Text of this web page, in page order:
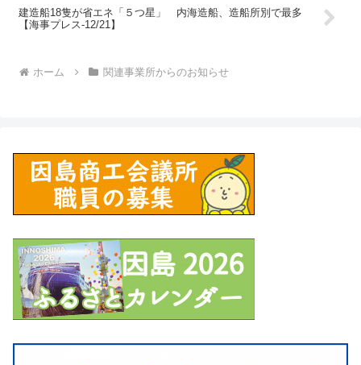
建造船18隻が省エネ「５つ星」 内海造船、造船所別で最多
【海事プレス-12/21】
ホーム 関連事業所からのお知らせ